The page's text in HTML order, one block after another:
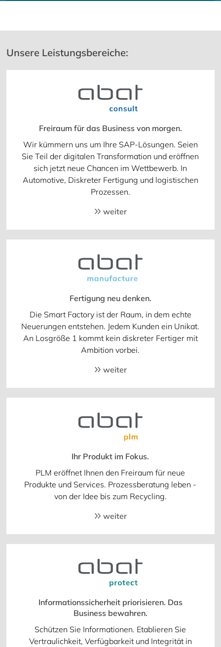
Unsere Leistungsbereiche:
Freiraum für das Business von morgen.
Wir kümmern uns um Ihre SAP-Lösungen. Seien
Sie Teil der digitalen Transformation und eröffnen
sich jetzt neue Chancen im Wettbewerb. In
Automotive, Diskreter Fertigung und logistischen
Prozessen.
weiter
Fertigung neu denken.
Die Smart Factory ist der Raum, in dem echte
Neuerungen entstehen. Jedem Kunden ein Unikat.
An Losgröße 1 kommt kein diskreter Fertiger mit
Ambition vorbei.
weiter
Ihr Produkt im Fokus.
PLM eröffnet Ihnen den Freiraum für neue
Produkte und Services. Prozessberatung leben -
von der Idee bis zum Recycling.
weiter
Informationssicherheit priorisieren. Das
Business bewahren.
Schützen Sie Informationen. Etablieren Sie
Vertraulichkeit, Verfügbarkeit und Integrität in